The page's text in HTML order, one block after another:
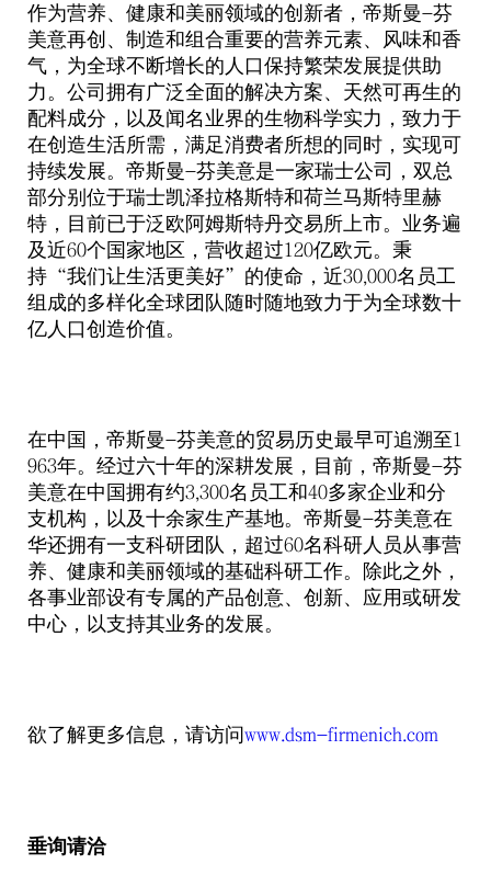
作为营养、健康和美丽领域的创新者，帝斯曼-芬
美意再创、制造和组合重要的营养元素、风味和香
气，为全球不断增长的人口保持繁荣发展提供助
力。公司拥有广泛全面的解决方案、天然可再生的
配料成分，以及闻名业界的生物科学实力，致力于
在创造生活所需，满足消费者所想的同时，实现可
持续发展。帝斯曼-芬美意是一家瑞士公司，双总
部分别位于瑞士凯泽拉格斯特和荷兰马斯特里赫
特，目前已于泛欧阿姆斯特丹交易所上市。业务遍
及近60个国家地区，营收超过120亿欧元。秉
持“我们让生活更美好” 的使命，近30,000名员工
组成的多样化全球团队随时随地致力于为全球数十
亿人口创造价值。
在中国，帝斯曼-芬美意的贸易历史最早可追溯至1
963年。经过六十年的深耕发展，目前，帝斯曼-芬
美意在中国拥有约3,300名员工和40多家企业和分
支机构，以及十余家生产基地。帝斯曼-芬美意在
华还拥有一支科研团队，超过60名科研人员从事营
养、健康和美丽领域的基础科研工作。除此之外，
各事业部设有专属的产品创意、创新、应用或研发
中心，以支持其业务的发展。
欲了解更多信息，请访问www.dsm-firmenich.com
垂询请洽